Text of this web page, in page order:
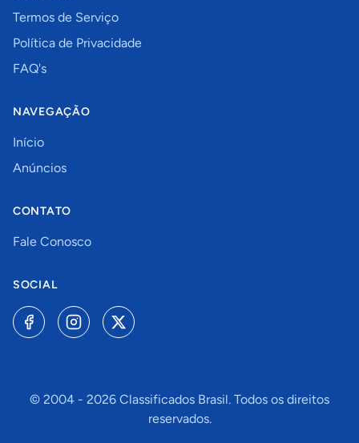
Termos de Serviço
Política de Privacidade
FAQ's
NAVEGAÇÃO
Início
Anúncios
CONTATO
Fale Conosco
SOCIAL
© 2004 - 2026 Classificados Brasil. Todos os direitos
reservados.